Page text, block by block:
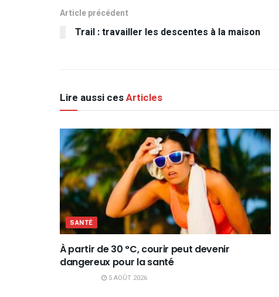
Article précédent
Trail : travailler les descentes à la maison
Lire aussi cesArticles
SANTÉ
À partir de 30 °C, courir peut devenir
dangereux pour la santé
5 AOÛT 2026